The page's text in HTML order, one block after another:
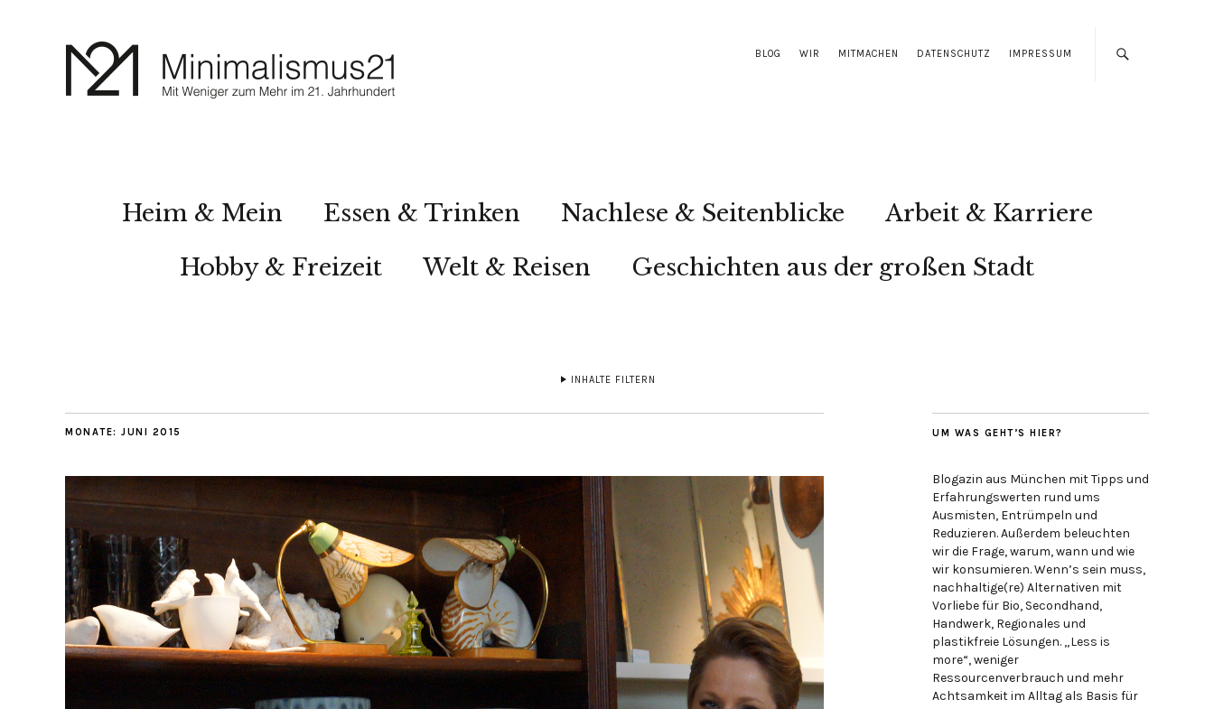
BLOG WIR MITMACHEN DATENSCHUTZ IMPRESSUM
Heim & Mein Essen & Trinken Nachlese & Seitenblicke
Arbeit & Karriere
Hobby & Freizeit
Welt & Reisen Geschichten aus der großen Stadt
INHALTE FILTERN
MONATE: JUNI 2015 UM WAS GEHT’S HIER?
Blogazin aus München mit Tipps und
Erfahrungswerten rund ums
Ausmisten, Entrümpeln und
Reduzieren. Außerdem beleuchten
wir die Frage, warum, wann und wie
wir konsumieren. Wenn’s sein muss,
nachhaltige(re) Alternativen mit
Vorliebe für Bio, Secondhand,
Handwerk, Regionales und
plastikfreie Lösungen. „Less is
more“, weniger
Ressourcenverbrauch und mehr
Achtsamkeit im Alltag als Basis für